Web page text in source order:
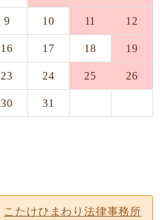
9 10 11 12
16 17 18 19
23 24 25 26
30 31
こたけひまわり法律事務所